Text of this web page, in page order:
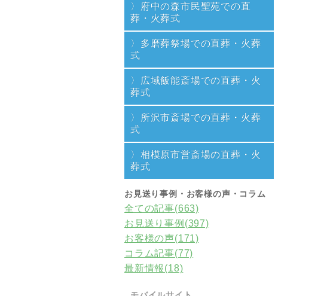
府中の森市民聖苑での直
葬・火葬式
多磨葬祭場での直葬・火葬
式
広域飯能斎場での直葬・火
葬式
所沢市斎場での直葬・火葬
式
相模原市営斎場の直葬・火
葬式
お見送り事例・お客様の声・コラム
全ての記事(663)
お見送り事例(397)
お客様の声(171)
コラム記事(77)
最新情報(18)